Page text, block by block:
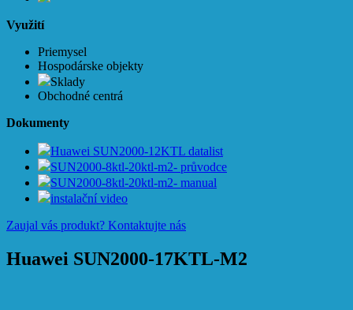
Využití
Priemysel
Hospodárske objekty
Sklady
Obchodné centrá
Dokumenty
Huawei SUN2000-12KTL datalist
SUN2000-8ktl-20ktl-m2- průvodce
SUN2000-8ktl-20ktl-m2- manual
instalační video
Zaujal vás produkt? Kontaktujte nás
Huawei SUN2000-17KTL-M2